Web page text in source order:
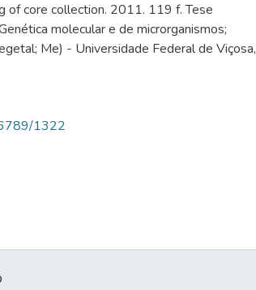
of core collection. 2011. 119 f. Tese
molecular e de microrganismos;
Me) - Universidade Federal de Viçosa,
1322